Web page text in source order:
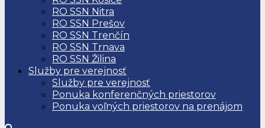
RO SSN Nitra
RO SSN Prešov
RO SSN Trenčín
RO SSN Trnava
RO SSN Žilina
Služby pre verejnosť
Služby pre verejnosť
Ponuka konferenčných priestorov
Ponuka voľných priestorov na prenájom